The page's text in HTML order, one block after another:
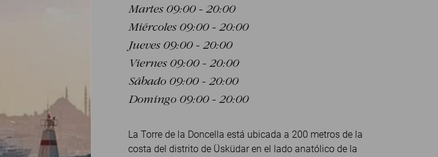
Martes 09:00 - 20:00
Miércoles 09:00 - 20:00
Jueves 09:00 - 20:00
Viernes 09:00 - 20:00
Sábado 09:00 - 20:00
Domingo 09:00 - 20:00
La Torre de la Doncella está ubicada a 200 metros de la
costa del distrito de Üsküdar en el lado anatólico de la